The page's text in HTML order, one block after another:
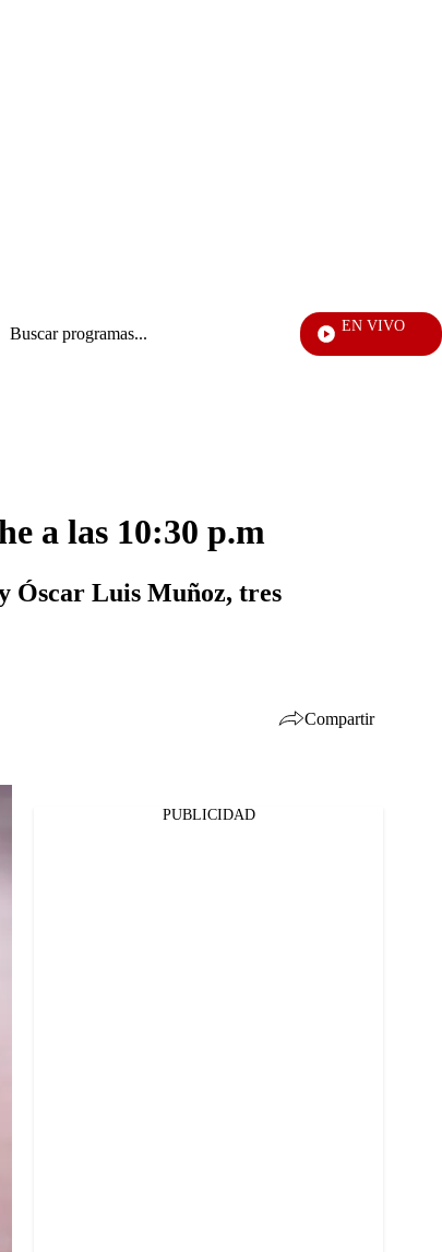
Entrada
de
EN VIVO
Doble Vía
a las 10:30 p.m
Óscar Luis Muñoz, tres
Compartir
PUBLICIDAD